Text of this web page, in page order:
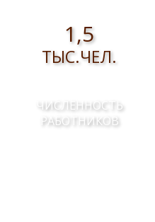
1,5
ТЫС.ЧЕЛ.
ЧИСЛЕННОСТЬ
РАБОТНИКОВ